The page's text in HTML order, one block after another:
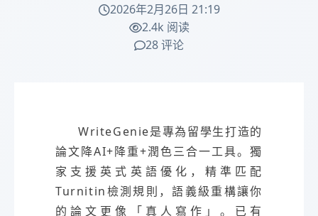
2026年2月26日 21:19
2.4k 阅读
28 评论
WriteGenie是專為留學生打造的
論文降AI+降重+潤色三合一工具。獨
家支援英式英語優化，精準匹配
Turnitin檢測規則，語義級重構讓你
的論文更像「真人寫作」。已有